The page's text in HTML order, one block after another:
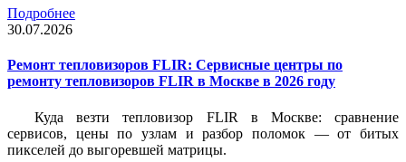
Подробнее
30.07.2026
Ремонт тепловизоров FLIR: Сервисные центры по
ремонту тепловизоров FLIR в Москве в 2026 году
Куда везти тепловизор FLIR в Москве: сравнение
сервисов, цены по узлам и разбор поломок — от битых
пикселей до выгоревшей матрицы.